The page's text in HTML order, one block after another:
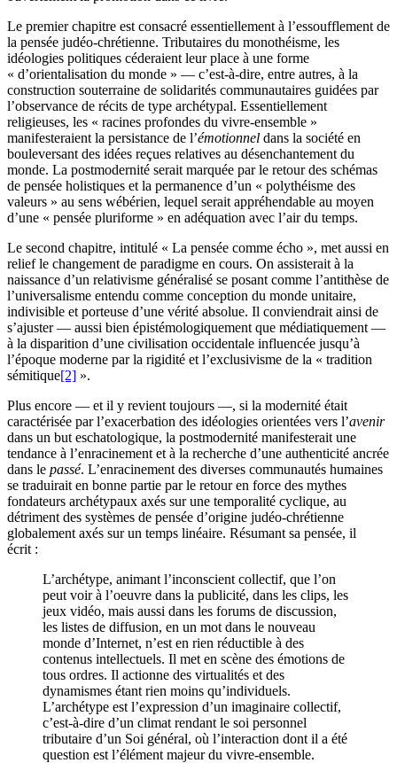
Le premier chapitre est consacré essentiellement à l’essoufflement de
la pensée judéo-chrétienne. Tributaires du monothéisme, les
idéologies politiques céderaient leur place à une forme
« d’orientalisation du monde » — c’est-à-dire, entre autres, à la
construction souterraine de solidarités communautaires guidées par
l’observance de récits de type archétypal. Essentiellement
religieuses, les « racines profondes du vivre-ensemble »
manifesteraient la persistance de l’émotionnel dans la société en
bouleversant des idées reçues relatives au désenchantement du
monde. La postmodernité serait marquée par le retour des schémas
de pensée holistiques et la permanence d’un « polythéisme des
valeurs » au sens wébérien, lequel serait appréhendable au moyen
d’une « pensée pluriforme » en adéquation avec l’air du temps.
Le second chapitre, intitulé « La pensée comme écho », met aussi en
relief le changement de paradigme en cours. On assisterait à la
naissance d’un relativisme généralisé se posant comme l’antithèse de
l’universalisme entendu comme conception du monde unitaire,
indivisible et porteuse d’une vérité absolue. Il conviendrait ainsi de
s’ajuster — aussi bien épistémologiquement que médiatiquement —
à la disparition d’une civilisation occidentale influencée jusqu’à
l’époque moderne par la rigidité et l’exclusivisme de la « tradition
sémitique[2] ».
Plus encore — et il y revient toujours —, si la modernité était
caractérisée par l’exacerbation des idéologies orientées vers l’avenir
dans un but eschatologique, la postmodernité manifesterait une
tendance à l’enracinement et à la recherche d’une authenticité ancrée
dans le passé. L’enracinement des diverses communautés humaines
se traduirait en bonne partie par le retour en force des mythes
fondateurs archétypaux axés sur une temporalité cyclique, au
détriment des systèmes de pensée d’origine judéo-chrétienne
globalement axés sur un temps linéaire. Résumant sa pensée, il
écrit :
L’archétype, animant l’inconscient collectif, que l’on
peut voir à l’oeuvre dans la publicité, dans les clips, les
jeux vidéo, mais aussi dans les forums de discussion,
les listes de diffusion, en un mot dans le nouveau
monde d’Internet, n’est en rien réductible à des
contenus intellectuels. Il met en scène des émotions de
tous ordres. Il actionne des virtualités et des
dynamismes étant rien moins qu’individuels.
L’archétype est l’expression d’un imaginaire collectif,
c’est-à-dire d’un climat rendant le soi personnel
tributaire d’un Soi général, où l’interaction dont il a été
question est l’élément majeur du vivre-ensemble.